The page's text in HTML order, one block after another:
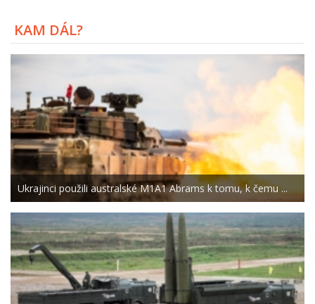
KAM DÁL?
Ukrajinci použili australské M1A1 Abrams k tomu, k čemu ...